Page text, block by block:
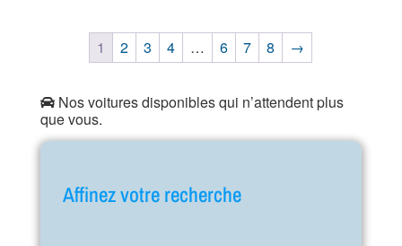
1 2 3 4 … 6 7 8 →
Nos voitures disponibles qui n’attendent plus
que vous.
Affinez votre recherche